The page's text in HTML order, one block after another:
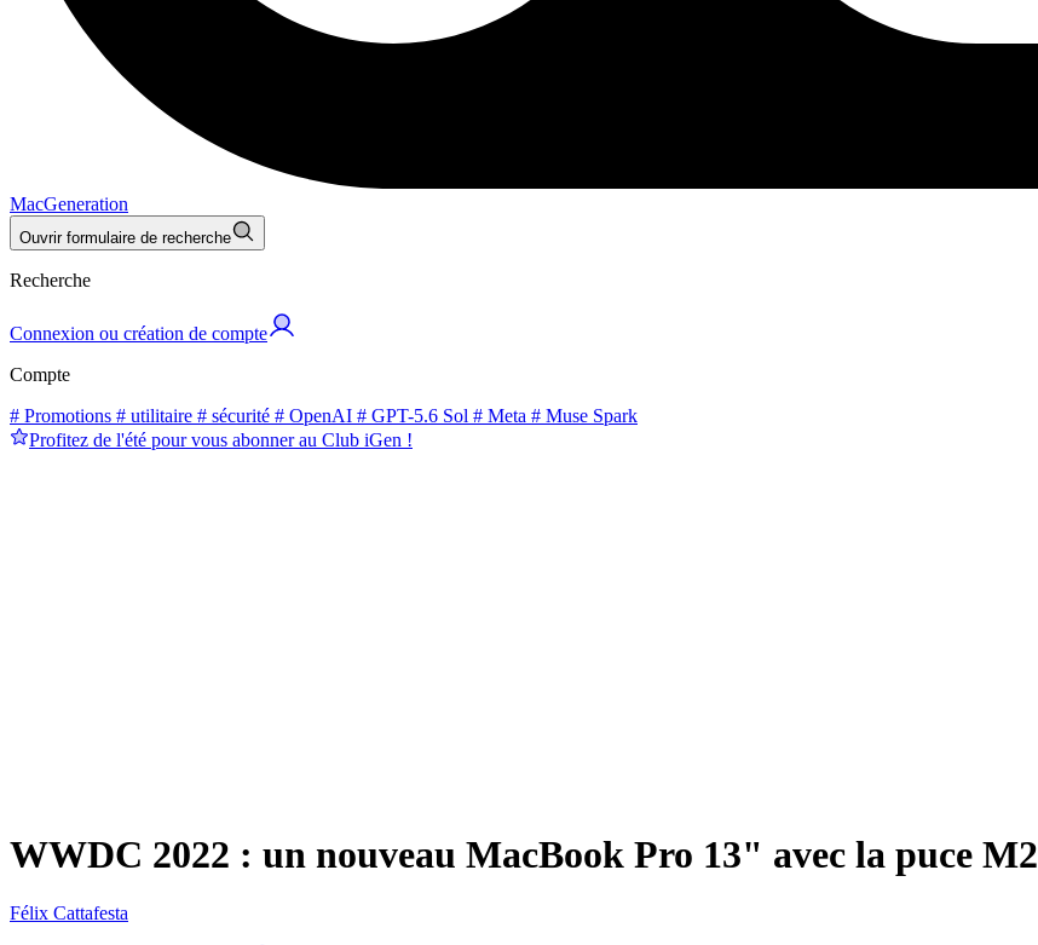
MacGeneration
Ouvrir formulaire de recherche
Recherche
Connexion ou création de compte
Compte
# Promotions # utilitaire # sécurité # OpenAI # GPT-5.6 Sol # Meta # Muse Spark
Profitez de l'été pour vous abonner au Club iGen !
WWDC 2022 : un nouveau MacBook Pro 13" avec la puce M2
Félix Cattafesta